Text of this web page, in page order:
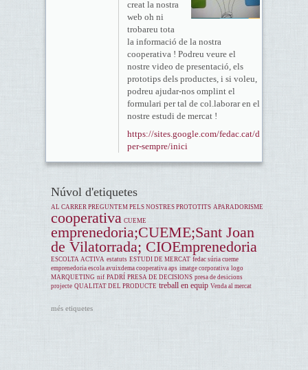
creat la nostra
web oh ni
trobareu tota
la informació de la nostra
cooperativa ! Podreu veure el
nostre video de presentació, els
prototips dels productes, i si voleu,
podreu ajudar-nos omplint el
formulari per tal de col.laborar en el
nostre estudi de mercat !
https://sites.google.com/fedac.cat/dara-
per-sempre/inici
Núvol d'etiquetes
AL CARRER PREGUNTEM PELS NOSTRES PROTOTITS APARADORISME
cooperativa CUEME
emprenedoria;CUEME;Sant Joan
de Vilatorrada; CIOEmprenedoria
ESCOLTA ACTIVA estatuts ESTUDI DE MERCAT fedac súria cueme
emprenedoria escola avuixdema cooperativa aps imatge corporativa logo
MARQUETING nif PADRÍ PRESA DE DECISIONS presa de desicions
projecte QUALITAT DEL PRODUCTE treball en equip Venda al mercat
més etiquetes